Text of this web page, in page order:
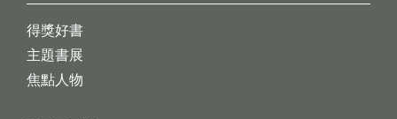
得獎好書
主題書展
焦點人物